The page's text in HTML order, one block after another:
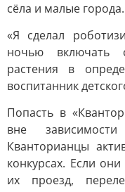
сёла и малые города.
«Я сделал
ночью включать
растения в
воспитанник
Попасть в
вне
Кванторианцы
конкурсах. Если
их проезд,